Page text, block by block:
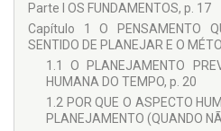
Parte I OS FUNDAMENTOS, p. 17
Capítulo 1 O PENSAMENTO
SENTIDO DE PLANEJAR E O
1.1 O PLANEJAMENTO
HUMANA DO TEMPO, p. 20
1.2 POR QUE O ASPECTO
PLANEJAMENTO (QUANDO